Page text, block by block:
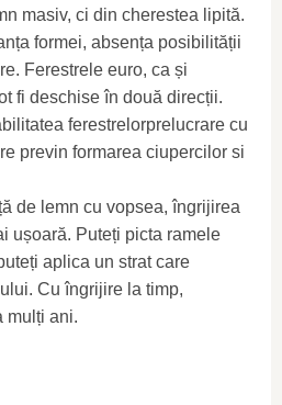
masiv, ci din cherestea lipită.
formei, absența posibilității
Ferestrele euro, ca și
fi deschise în două direcții.
ferestrelorprelucrare cu
previn formarea ciupercilor si
de lemn cu vopsea, îngrijirea
ușoară. Puteți picta ramele
aplica un strat care
Cu îngrijire la timp,
mulți ani.